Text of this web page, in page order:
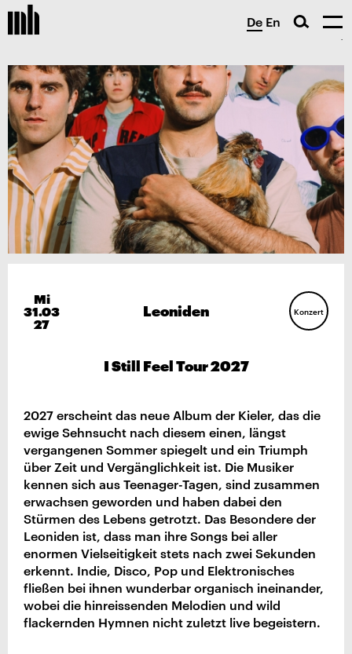
De En
Mi
31.03
27
Leoniden Konzert
I Still Feel Tour 2027
2027 erscheint das neue Album der Kieler, das die
ewige Sehnsucht nach diesem einen, längst
vergangenen Sommer spiegelt und ein Triumph
über Zeit und Vergänglichkeit ist. Die Musiker
kennen sich aus Teenager-Tagen, sind zusammen
erwachsen geworden und haben dabei den
Stürmen des Lebens getrotzt. Das Besondere der
Leoniden ist, dass man ihre Songs bei aller
enormen Vielseitigkeit stets nach zwei Sekunden
erkennt. Indie, Disco, Pop und Elektronisches
fließen bei ihnen wunderbar organisch ineinander,
wobei die hinreissenden Melodien und wild
flackernden Hymnen nicht zuletzt live begeistern.